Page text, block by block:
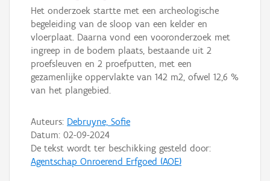
Het onderzoek startte met een archeologische
begeleiding van de sloop van een kelder en
vloerplaat. Daarna vond een vooronderzoek met
ingreep in de bodem plaats, bestaande uit 2
proefsleuven en 2 proefputten, met een
gezamenlijke oppervlakte van 142 m2, ofwel 12,6 %
van het plangebied.
Auteurs: Debruyne, Sofie
Datum: 02-09-2024
De tekst wordt ter beschikking gesteld door:
Agentschap Onroerend Erfgoed (AOE)